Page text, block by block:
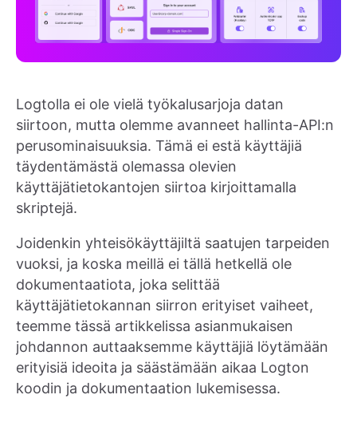
Logtolla ei ole vielä työkalusarjoja datan
siirtoon, mutta olemme avanneet hallinta-API:n
perusominaisuuksia. Tämä ei estä käyttäjiä
täydentämästä olemassa olevien
käyttäjätietokantojen siirtoa kirjoittamalla
skriptejä.
Joidenkin yhteisökäyttäjiltä saatujen tarpeiden
vuoksi, ja koska meillä ei tällä hetkellä ole
dokumentaatiota, joka selittää
käyttäjätietokannan siirron erityiset vaiheet,
teemme tässä artikkelissa asianmukaisen
johdannon auttaaksemme käyttäjiä löytämään
erityisiä ideoita ja säästämään aikaa Logton
koodin ja dokumentaation lukemisessa.